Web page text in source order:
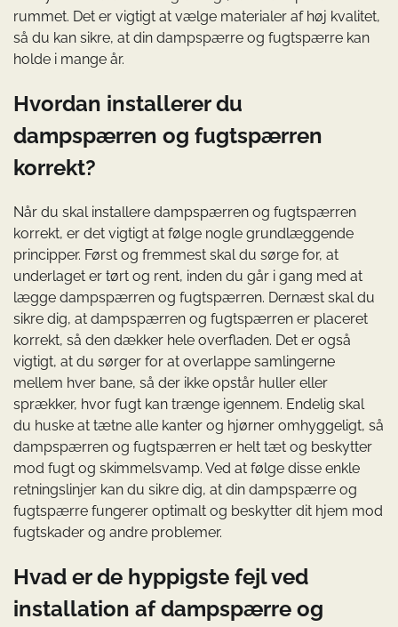
rummet. Det er vigtigt at vælge materialer af høj kvalitet,
så du kan sikre, at din dampspærre og fugtspærre kan
holde i mange år.
Hvordan installerer du
dampspærren og fugtspærren
korrekt?
Når du skal installere dampspærren og fugtspærren
korrekt, er det vigtigt at følge nogle grundlæggende
principper. Først og fremmest skal du sørge for, at
underlaget er tørt og rent, inden du går i gang med at
lægge dampspærren og fugtspærren. Dernæst skal du
sikre dig, at dampspærren og fugtspærren er placeret
korrekt, så den dækker hele overfladen. Det er også
vigtigt, at du sørger for at overlappe samlingerne
mellem hver bane, så der ikke opstår huller eller
sprækker, hvor fugt kan trænge igennem. Endelig skal
du huske at tætne alle kanter og hjørner omhyggeligt, så
dampspærren og fugtspærren er helt tæt og beskytter
mod fugt og skimmelsvamp. Ved at følge disse enkle
retningslinjer kan du sikre dig, at din dampspærre og
fugtspærre fungerer optimalt og beskytter dit hjem mod
fugtskader og andre problemer.
Hvad er de hyppigste fejl ved
installation af dampspærre og